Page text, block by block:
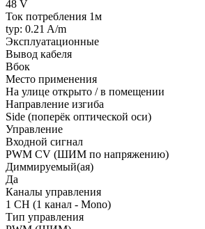
48 V
Ток потребления 1м
typ: 0.21 A/m
Эксплуатационные
Вывод кабеля
Вбок
Место применения
На улице открыто / в помещении
Направление изгиба
Side (поперёк оптической оси)
Управление
Входной сигнал
PWM СV (ШИМ по напряжению)
Диммируемый(ая)
Да
Каналы управления
1 CH (1 канал - Mono)
Тип управления